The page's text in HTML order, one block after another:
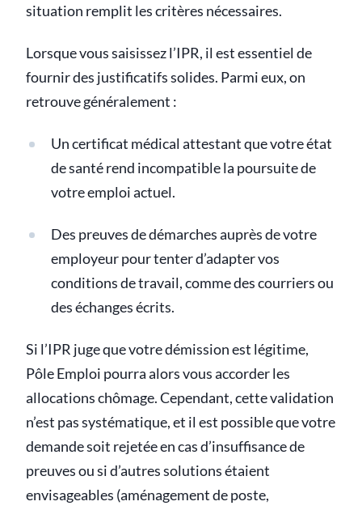
situation remplit les critères nécessaires.
Lorsque vous saisissez l’IPR, il est essentiel de
fournir des justificatifs solides. Parmi eux, on
retrouve généralement :
Un certificat médical attestant que votre état
de santé rend incompatible la poursuite de
votre emploi actuel.
Des preuves de démarches auprès de votre
employeur pour tenter d’adapter vos
conditions de travail, comme des courriers ou
des échanges écrits.
Si l’IPR juge que votre démission est légitime,
Pôle Emploi pourra alors vous accorder les
allocations chômage. Cependant, cette validation
n’est pas systématique, et il est possible que votre
demande soit rejetée en cas d’insuffisance de
preuves ou si d’autres solutions étaient
envisageables (aménagement de poste,